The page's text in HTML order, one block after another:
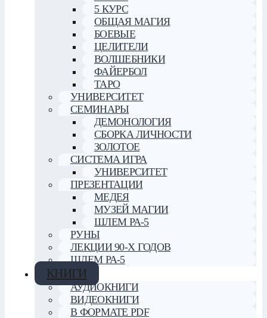
5 КУРС
ОБЩАЯ МАГИЯ
БОЕВЫЕ
ЦЕЛИТЕЛИ
ВОЛШЕБНИКИ
ФАЙЕРБОЛ
ТАРО
УНИВЕРСИТЕТ
СЕМИНАРЫ
ДЕМОНОЛОГИЯ
СБОРКА ЛИЧНОСТИ
ЗОЛОТОЕ
СИСТЕМА ИГРА
УНИВЕРСИТЕТ
ПРЕЗЕНТАЦИИ
МЕДЕЯ
МУЗЕЙ МАГИИ
ШЛЕМ РА-5
РУНЫ
ЛЕКЦИИ 90-Х ГОДОВ
ШЛЕМ РА-5
КНИГИ
АУДИОКНИГИ
ВИДЕОКНИГИ
В ФОРМАТЕ PDF